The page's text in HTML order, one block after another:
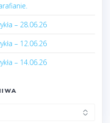
– 28.06.26
– 12.06.26
– 14.06.26